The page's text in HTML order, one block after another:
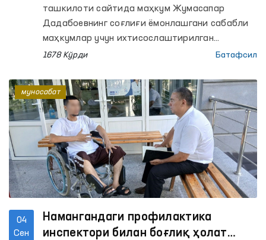
ташкилоти сайтида маҳкум Жумасапар
Дадабоевнинг соғлиғи ёмонлашгани сабабли
маҳкумлар учун ихтисослаштирилган
касалхонага жойлаштирилгани ҳақида хабар
маҳкумнинг отаси Э.Дадабоев томонидан
2025 йил 2 сентябрь куни Олий Мажлиснинг
Инсон ҳуқуқлари бўйича вакили (Омбудсман)га
мурожаат қилингани қайд этилган.
1678 Кўрди Батафсил
04
Сен
Намангандаги профилактика
инспектори билан боғлиқ ҳолат
муносабат